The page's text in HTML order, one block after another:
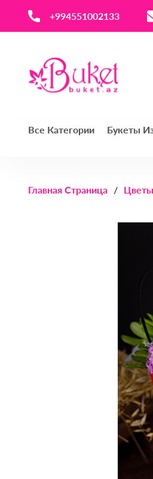
‪+994551002133‬
Все Категории Букеты
Главная Страница Цветы